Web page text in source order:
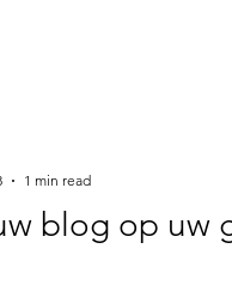
blog op uw
1 min read